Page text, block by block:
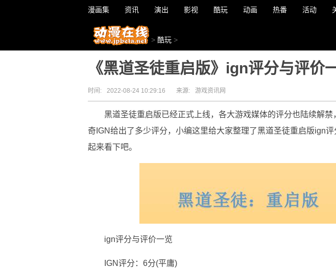
漫画集 资讯 演出 影视 酷玩 动画 热番 活动
> 酷玩 >
《黑道圣徒重启版》ign评分与评价
时间: 2022-08-24 10:29:16 来源: 游戏资讯网
黑道圣徒重启版已经正式上线，各大游戏媒体的评分也陆续解禁
奇IGN给出了多少评分，小编这里给大家整理了黑道圣徒重启版ign
起来看下吧。
ign评分与评价一览
IGN评分：6分(平庸)